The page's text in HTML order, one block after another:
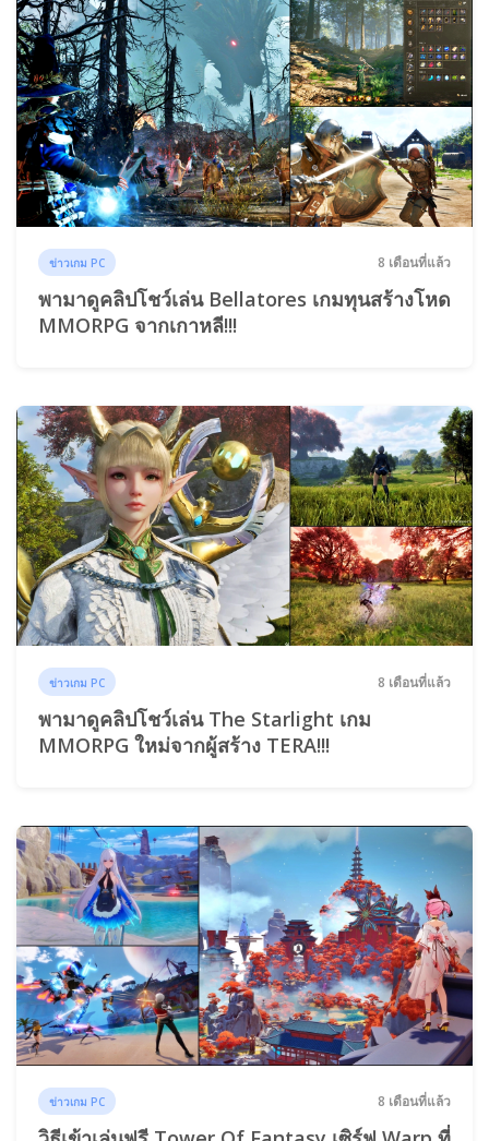
ข่าวเกม PC 8 เดือนที่แล้ว
พามาดูคลิปโชว์เล่น Bellatores เกมทุนสร้างโหด
MMORPG จากเกาหลี!!!
ข่าวเกม PC 8 เดือนที่แล้ว
พามาดูคลิปโชว์เล่น The Starlight เกม
MMORPG ใหม่จากผู้สร้าง TERA!!!
ข่าวเกม PC 8 เดือนที่แล้ว